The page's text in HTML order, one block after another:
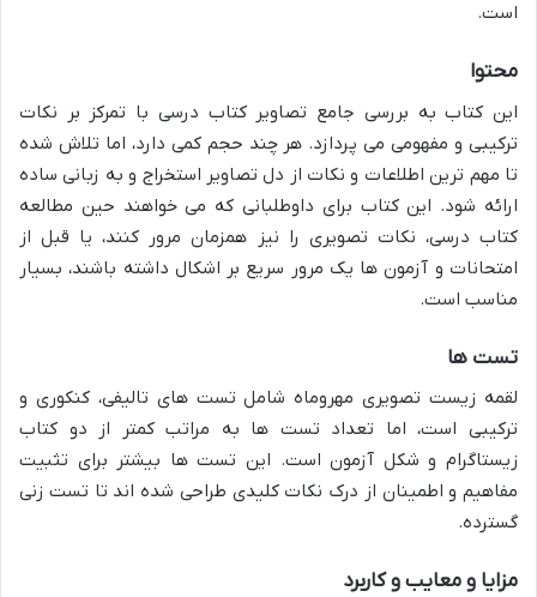
است.
محتوا
این کتاب به بررسی جامع تصاویر کتاب درسی با تمرکز بر نکات
ترکیبی و مفهومی می پردازد. هر چند حجم کمی دارد، اما تلاش شده
تا مهم ترین اطلاعات و نکات از دل تصاویر استخراج و به زبانی ساده
ارائه شود. این کتاب برای داوطلبانی که می خواهند حین مطالعه
کتاب درسی، نکات تصویری را نیز همزمان مرور کنند، یا قبل از
امتحانات و آزمون ها یک مرور سریع بر اشکال داشته باشند، بسیار
مناسب است.
تست ها
لقمه زیست تصویری مهروماه شامل تست های تالیفی، کنکوری و
ترکیبی است، اما تعداد تست ها به مراتب کمتر از دو کتاب
زیستاگرام و شکل آزمون است. این تست ها بیشتر برای تثبیت
مفاهیم و اطمینان از درک نکات کلیدی طراحی شده اند تا تست زنی
گسترده.
مزایا و معایب و کاربرد